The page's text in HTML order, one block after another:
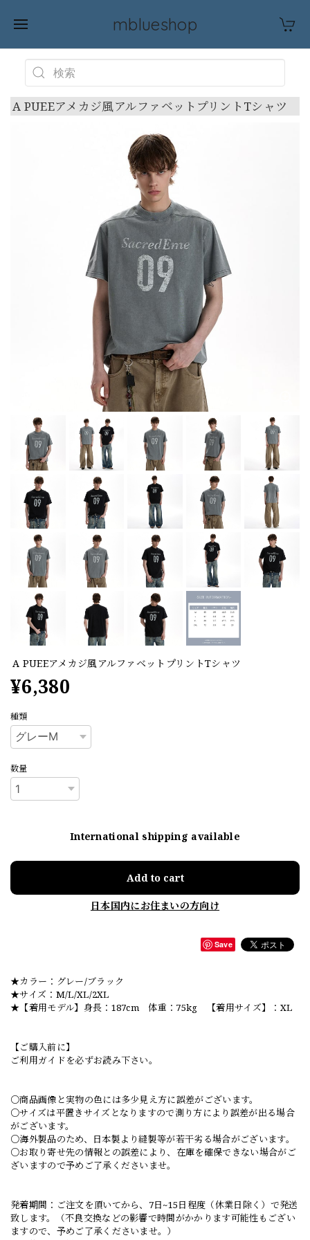
mblueshop
A PUEEアメカジ風アルファベットプリントTシャツ
A PUEEアメカジ風アルファベットプリントTシャツ
¥6,380
種類
数量
International shipping available
Add to cart
日本国内にお住まいの方向け
Save
★カラー：グレー/ブラック
★サイズ：M/L/XL/2XL
★【着用モデル】身長：187cm 体重：75kg 【着用サイズ】：XL
【ご購入前に】
ご利用ガイドを必ずお読み下さい。
○商品画像と実物の色には多少見え方に誤差がございます。
○サイズは平置きサイズとなりますので測り方により誤差が出る場合
がございます。
○海外製品のため、日本製より縫製等が若干劣る場合がございます。
○お取り寄せ先の情報との誤差により、在庫を確保できない場合がご
ざいますので予めご了承くださいませ。
発着期間：ご注文を頂いてから、7日~15日程度（休業日除く）で発送
致します。（不良交換などの影響で時間がかかります可能性もござい
ますので、予めご了承くださいませ。）